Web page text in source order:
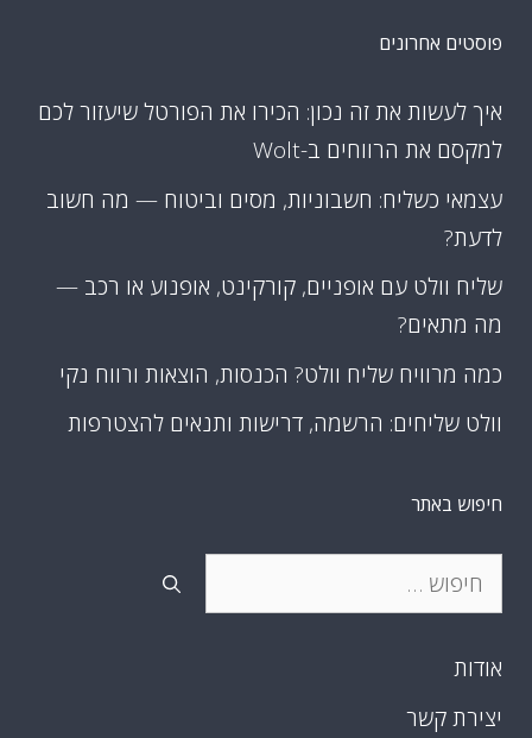
פוסטים אחרונים
איך לעשות את זה נכון: הכירו את הפורטל שיעזור לכם
למקסם את הרווחים ב-Wolt
עצמאי כשליח: חשבוניות, מסים וביטוח — מה חשוב
לדעת?
שליח וולט עם אופניים, קורקינט, אופנוע או רכב —
מה מתאים?
כמה מרוויח שליח וולט? הכנסות, הוצאות ורווח נקי
וולט שליחים: הרשמה, דרישות ותנאים להצטרפות
חיפוש באתר
חיפוש:
אודות
יצירת קשר